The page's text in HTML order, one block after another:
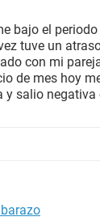
bajo el
tuve un
con mi
de mes hoy
y salio negativa